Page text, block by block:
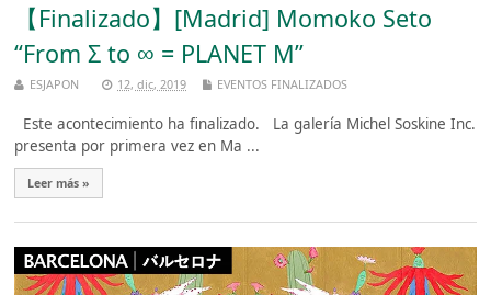
【Finalizado】[Madrid] Momoko Seto
“From Σ to ∞ = PLANET M”
ESJAPON 12, dic, 2019 EVENTOS FINALIZADOS
Este acontecimiento ha finalizado. La galería Michel Soskine Inc.
presenta por primera vez en Ma ...
Leer más »